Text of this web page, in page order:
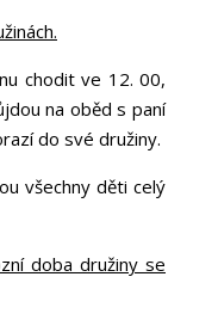
chodit ve 12. 00,
na oběd s paní
do své družiny.
všechny děti celý
doba družiny se